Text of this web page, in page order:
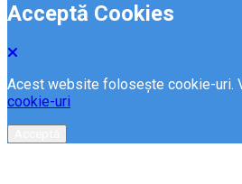
Acceptă Cookies
Acest website folosește cookie-uri.
cookie-uri